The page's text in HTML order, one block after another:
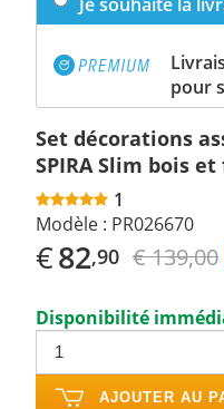
pour
Set décorations
SPIRA Slim bois
1
Modèle : PR026670
€82,90 € 139,00
Disponibilité
AJOUTER AU